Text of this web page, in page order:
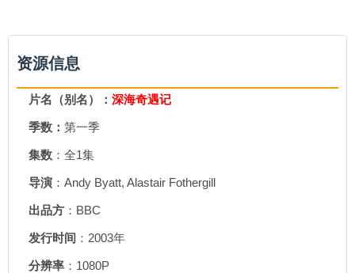
资源信息
片名（别名）： 深海奇遇记
季数： 第一季
集数 ：全1集
导演 ：Andy Byatt, Alastair Fothergill
出品方 ：BBC
发行时间 ：2003年
分辨率 ：1080P